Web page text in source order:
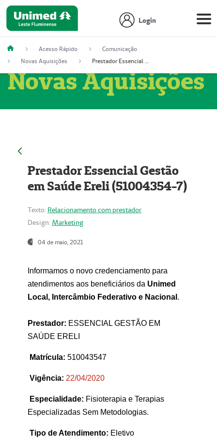
Login
Acesso Rápido
Comunicação
Novas Aquisições
Prestador Essencial Gestão em Saúde Ereli (51004354-7)
Novas Aquisições
Prestador Essencial Gestão
em Saúde Ereli (51004354-7)
Texto: Relacionamento com prestador
Design: Marketing
04 de maio, 2021
Informamos o novo credenciamento para
atendimentos aos beneficiários da Unimed
Local, Intercâmbio Federativo e Nacional .
Prestador: ESSENCIAL GESTÃO EM
SAÚDE ERELI
Matrícula: 510043547
Vigência: 22/04/2020
Especialidade: Fisioterapia e Terapias
Especializadas Sem Metodologias.
Tipo de Atendimento: Eletivo